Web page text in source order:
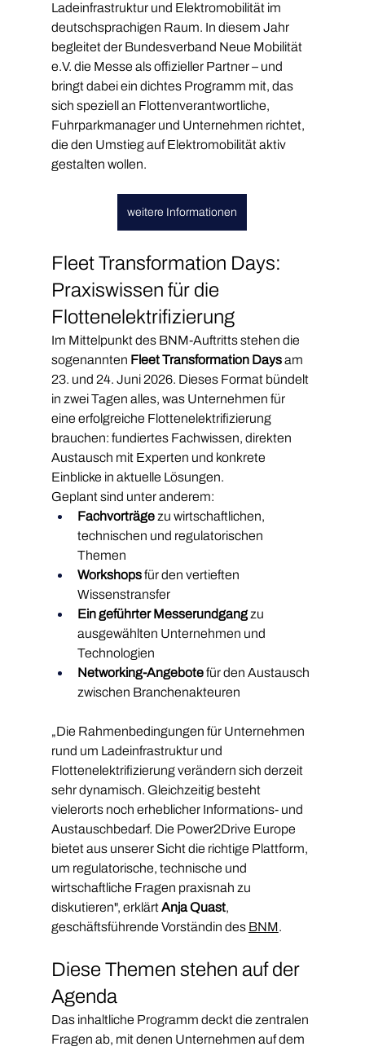
Ladeinfrastruktur und Elektromobilität im
deutschsprachigen Raum. In diesem Jahr
begleitet der Bundesverband Neue Mobilität
e.V. die Messe als offizieller Partner – und
bringt dabei ein dichtes Programm mit, das
sich speziell an Flottenverantwortliche,
Fuhrparkmanager und Unternehmen richtet,
die den Umstieg auf Elektromobilität aktiv
gestalten wollen.
weitere Informationen
Fleet Transformation Days:
Praxiswissen für die
Flottenelektrifizierung
Im Mittelpunkt des BNM-Auftritts stehen die
sogenannten Fleet Transformation Days am
23. und 24. Juni 2026. Dieses Format bündelt
in zwei Tagen alles, was Unternehmen für
eine erfolgreiche Flottenelektrifizierung
brauchen: fundiertes Fachwissen, direkten
Austausch mit Experten und konkrete
Einblicke in aktuelle Lösungen.
Geplant sind unter anderem:
Fachvorträge zu wirtschaftlichen,
technischen und regulatorischen
Themen
Workshops für den vertieften
Wissenstransfer
Ein geführter Messerundgang zu
ausgewählten Unternehmen und
Technologien
Networking-Angebote für den Austausch
zwischen Branchenakteuren
„Die Rahmenbedingungen für Unternehmen
rund um Ladeinfrastruktur und
Flottenelektrifizierung verändern sich derzeit
sehr dynamisch. Gleichzeitig besteht
vielerorts noch erheblicher Informations- und
Austauschbedarf. Die Power2Drive Europe
bietet aus unserer Sicht die richtige Plattform,
um regulatorische, technische und
wirtschaftliche Fragen praxisnah zu
diskutieren", erklärt Anja Quast,
geschäftsführende Vorständin des BNM.
Diese Themen stehen auf der
Agenda
Das inhaltliche Programm deckt die zentralen
Fragen ab, mit denen Unternehmen auf dem